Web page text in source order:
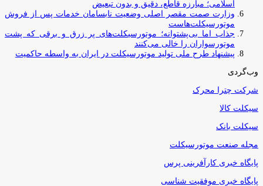
اسلامی؛ مبارزه قاطع، دقیق و بدون تبعیض
وزارت صمت مقصر اصلی وضعیت نابسامان خدمات پس از فروش
موتورسیکلت‌هاست
جذاب اما بی‌پشتوانه؛ موتورسیکلت‌های پر زرق‌ و برقی که پشت
موتورسواران را خالی می‌کنند
پیشنهاد طرح ملی تولید موتورسیکلت در ایران به واسطه حاکمیت
وب‌گردی
شرکت چترا محرک
سیکلت کالا
سیکلت بانک
مجله صنعت موتورسیکلت
پایگاه خبری کارآفرینی پرس
پایگاه خبری موفقیت شناسی